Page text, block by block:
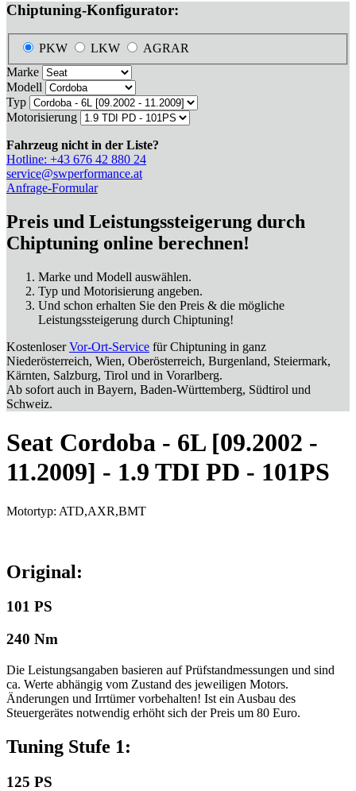
Chiptuning-Konfigurator:
PKW LKW
AGRAR
Marke
Modell
Typ
Motorisierung
Fahrzeug nicht in der Liste?
Hotline: +43 676 42 880 24
service@swperformance.at
Anfrage-Formular
Preis und Leistungssteigerung durch
Chiptuning online berechnen!
Marke und Modell auswählen.
Typ und Motorisierung angeben.
Und schon erhalten Sie den Preis & die mögliche
Leistungssteigerung durch Chiptuning!
KostenloserVor-Ort-Service für Chiptuning in ganz
Niederösterreich, Wien, Oberösterreich, Burgenland, Steiermark,
Kärnten, Salzburg, Tirol und in Vorarlberg.
Ab sofort auch in Bayern, Baden-Württemberg, Südtirol und
Schweiz.
Seat Cordoba - 6L [09.2002 -
11.2009] - 1.9 TDI PD - 101PS
Motortyp: ATD,AXR,BMT
Original:
101 PS
240 Nm
Die Leistungsangaben basieren auf Prüfstandmessungen und sind
ca. Werte abhängig vom Zustand des jeweiligen Motors.
Änderungen und Irrtümer vorbehalten! Ist ein Ausbau des
Steuergerätes notwendig erhöht sich der Preis um 80 Euro.
Tuning Stufe 1:
125 PS